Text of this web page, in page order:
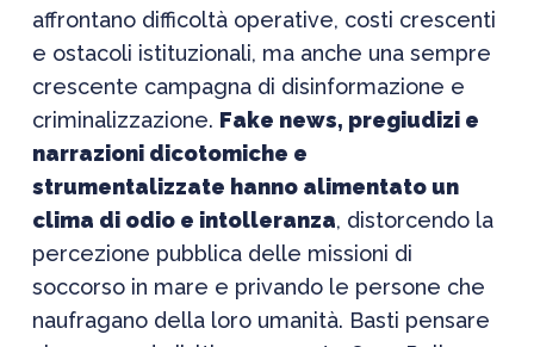
affrontano difficoltà operative, costi crescenti
e ostacoli istituzionali, ma anche una sempre
crescente campagna di disinformazione e
criminalizzazione. Fake news, pregiudizi e
narrazioni dicotomiche e
strumentalizzate hanno alimentato un
clima di odio e intolleranza, distorcendo la
percezione pubblica delle missioni di
soccorso in mare e privando le persone che
naufragano della loro umanità. Basti pensare